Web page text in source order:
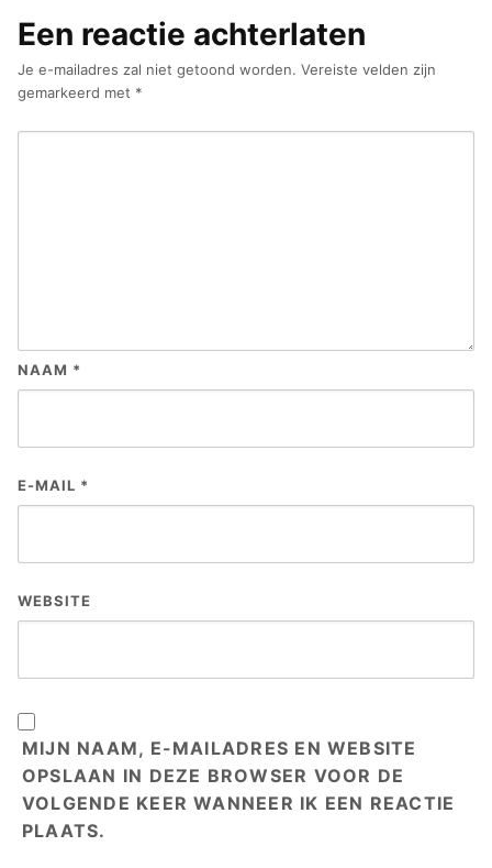
Een reactie achterlaten
Je e-mailadres zal niet getoond worden. Vereiste velden zijn
gemarkeerd met *
NAAM *
E-MAIL *
WEBSITE
MIJN NAAM, E-MAILADRES EN WEBSITE
OPSLAAN IN DEZE BROWSER VOOR DE
VOLGENDE KEER WANNEER IK EEN REACTIE
PLAATS.